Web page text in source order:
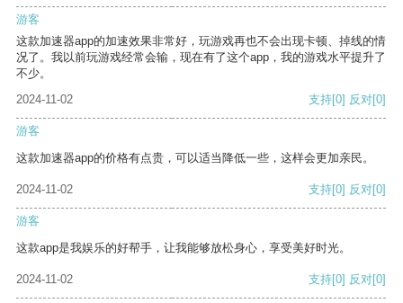
游客
这款加速器app的加速效果非常好，玩游戏再也不会出现卡顿、掉线的情
况了。我以前玩游戏经常会输，现在有了这个app，我的游戏水平提升了
不少。
2024-11-02
支持[0] 反对[0]
游客
这款加速器app的价格有点贵，可以适当降低一些，这样会更加亲民。
2024-11-02 支持[0] 反对[0]
游客
这款app是我娱乐的好帮手，让我能够放松身心，享受美好时光。
2024-11-02 支持[0] 反对[0]